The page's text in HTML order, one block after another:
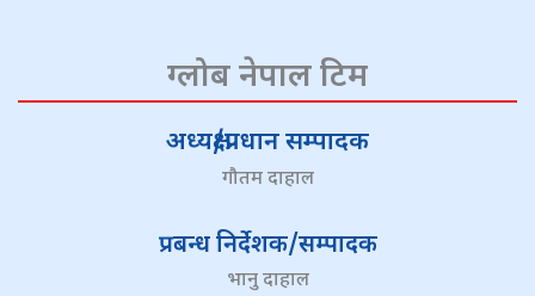
ग्लोब नेपाल टिम
अध्यक्ष/प्रधान सम्पादक
गौतम दाहाल
प्रबन्ध निर्देशक/सम्पादक
भानु दाहाल